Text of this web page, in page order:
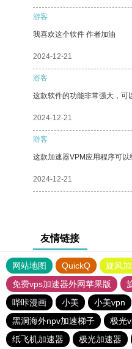
游客
我喜欢这个软件 作者加油
2024-12-21
游客
这款软件的功能非常强大，可
2024-12-21
游客
这款加速器VPM应用程序可
2024-12-21
友情链接
网站地图 QuickQ 旋风
免费vps加速器外网苹果版
哔咔漫画
小美 小美vpn
黑洞海外npv加速梯子
极光
纸飞机加速器
极光加速器